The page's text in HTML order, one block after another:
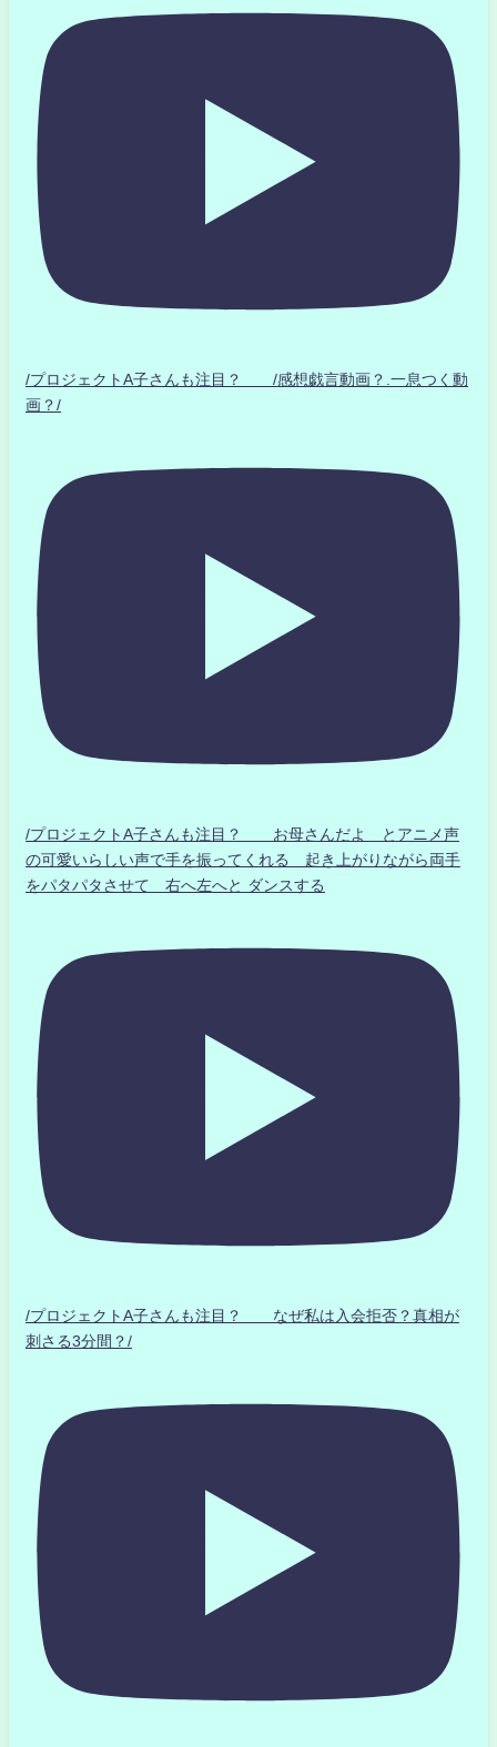
/プロジェクトA子さんも注目？ /感想戯言動画？.一息つく動
画？/
/プロジェクトA子さんも注目？ お母さんだよ とアニメ声
の可愛いらしい声で手を振ってくれる 起き上がりながら両手
をパタパタさせて 右へ左へと ダンスする
/プロジェクトA子さんも注目？ なぜ私は入会拒否？真相が
刺さる3分間？/